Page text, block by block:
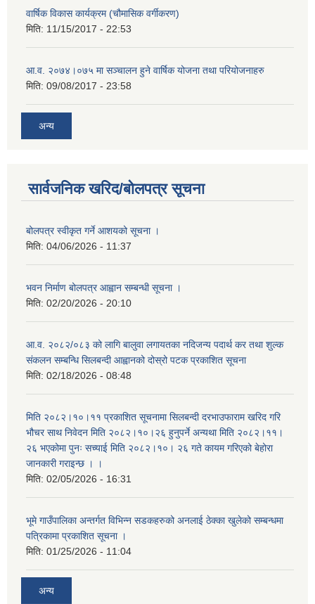
वार्षिक विकास कार्यक्रम (चौमासिक वर्गीकरण)
मिति: 11/15/2017 - 22:53
आ.व. २०७४।०७५ मा सञ्चालन हुने वार्षिक योजना तथा परियोजनाहरु
मिति: 09/08/2017 - 23:58
अन्य
सार्वजनिक खरिद/बोलपत्र सूचना
बोलपत्र स्वीकृत गर्ने आशयको सूचना ।
मिति: 04/06/2026 - 11:37
भवन निर्माण बोलपत्र आह्वान सम्बन्धी सूचना ।
मिति: 02/20/2026 - 20:10
आ.व. २०८२/०८३ को लागि बालुवा लगायतका नदिजन्य पदार्थ कर तथा शुल्क
संकलन सम्बन्धि सिलबन्दी आह्वानको दोस्रो पटक प्रकाशित सूचना
मिति: 02/18/2026 - 08:48
मिति २०८२।१०।११ प्रकाशित सूचनामा सिलबन्दी दरभाउफाराम खरिद गरि
भौचर साथ निवेदन मिति २०८२।१०।२६ हुनुपर्ने अन्यथा मिति २०८२।११।
२६ भएकोमा पुनः सच्याई मिति २०८२।१०। २६ गते कायम गरिएको बेहोरा
जानकारी गराइन्छ । ।
मिति: 02/05/2026 - 16:31
भूमे गाउँपालिका अन्तर्गत विभिन्न सडकहरुको अनलाई ठेक्का खुलेको सम्बन्धमा
पत्रिकामा प्रकाशित सूचना ।
मिति: 01/25/2026 - 11:04
अन्य